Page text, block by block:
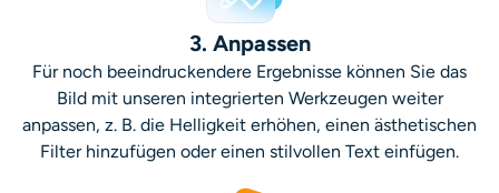
3. Anpassen
Für noch beeindruckendere Ergebnisse können Sie das
Bild mit unseren integrierten Werkzeugen weiter
anpassen, z. B. die Helligkeit erhöhen, einen ästhetischen
Filter hinzufügen oder einen stilvollen Text einfügen.